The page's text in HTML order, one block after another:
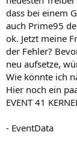
dass bei einem
auch Prime95
ok. Jetzt meine
der Fehler?
neu aufsetze,
Wie könnte ich
Hier noch ein
EVENT 41
- EventData